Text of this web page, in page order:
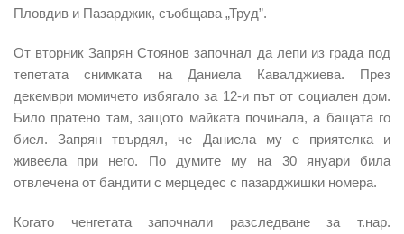
Пловдив и Пазарджик, съобщава „Труд”.
От вторник Запрян Стоянов започнал да лепи из града под
тепетата снимката на Даниела Кавалджиева. През
декември момичето избягало за 12-и път от социален дом.
Било пратено там, защото майката починала, а бащата го
биел. Запрян твърдял, че Даниела му е приятелка и
живеела при него. По думите му на 30 януари била
отвлечена от бандити с мерцедес с пазарджишки номера.
Когато ченгетата започнали разследване за т.нар.